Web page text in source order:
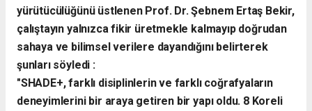
yürütücülüğünü üstlenen Prof. Dr. Şebnem Ertaş Bekir,
çalıştayın yalnızca fikir üretmekle kalmayıp doğrudan
sahaya ve bilimsel verilere dayandığını belirterek
şunları söyledi :
​"SHADE+, farklı disiplinlerin ve farklı coğrafyaların
deneyimlerini bir araya getiren bir yapı oldu. 8 Koreli